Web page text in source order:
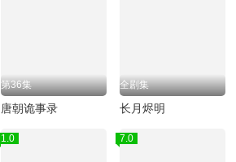
第36集
唐朝诡事录
全剧集
长月烬明
1.0 7.0